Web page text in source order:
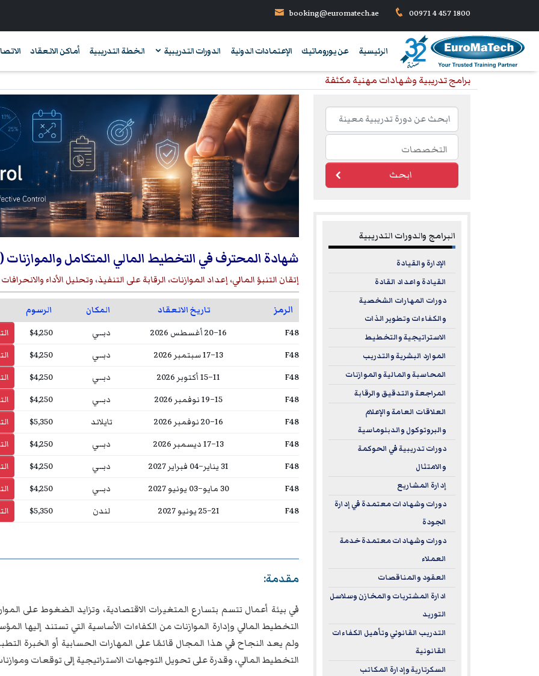
00971 4 457 1800
booking@euromatech.ae
الرئيسية عن يوروماتيك الإعتمادات الدولية الدورات التدريبية الخطة التدريبية أماكن الانعقاد
برامج تدريبية وشهادات مهنية مكثفة
شهادة المحترف في التخطيط المالي المتكامل والموازنات (CFPBP)
إتقان التنبؤ المالي، إعداد الموازنات، الرقابة على التنفيذ، وتحليل الأداء والانحرافات
الرمز تاريخ الانعقاد المكان الرسوم
F48 16–20 أغسطس 2026 دبــي $4,250
F48 13–17 سبتمبر 2026 دبــي $4,250
F48 11–15 أكتوبر 2026 دبــي $4,250
F48 15–19 نوفمبر 2026 دبــي $4,250
F48 16–20 نوفمبر 2026 تايلاند $5,350
F48 13–17 ديسمبر 2026 دبــي $4,250
F48 31 يناير–04 فبراير 2027 دبــي $4,250
F48 30 مايو–03 يونيو 2027 دبــي $4,250
F48 21–25 يونيو 2027 لندن $5,350
مقدمة:
في بيئة أعمال تتسم بتسارع المتغيرات الاقتصادية، وتزايد الضغوط على
التخطيط المالي وإدارة الموازنات من الكفاءات الأساسية التي تستند إليها
ولم يعد النجاح في هذا المجال قائمًا على المهارات الحسابية أو الخبرة
التخطيط المالي، وقدرة على تحويل التوجهات الاستراتيجية إلى توقعات
ابحث
البرامج والدورات التدريبية
الإدارة والقيادة
القيادة واعداد القادة
دورات المهارات الشخصية
والكفاءات وتطوير الذات
الاستراتيجية والتخطيط
الموارد البشرية والتدريب
المحاسبة والمالية والموازنات
المراجعة والتدقيق والرقابة
العلاقات العامة والإعلام
والبروتوكول والدبلوماسية
دورات تدريبية في الحوكمة
والامتثال
إدارة المشاريع
دورات وشهادات معتمدة في إدارة
الجودة
دورات وشهادات معتمدة خدمة
العملاء
العقود والمناقصات
ادارة المشتريات والمخازن وسلاسل
التوريد
التدريب القانوني وتأهيل الكفاءات
القانونية
السكرتارية وإدارة المكاتب